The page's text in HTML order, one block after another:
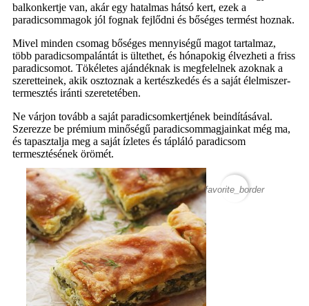
balkonkertje van, akár egy hatalmas hátsó kert, ezek a
paradicsommagok jól fognak fejlődni és bőséges termést hoznak.
Mivel minden csomag bőséges mennyiségű magot tartalmaz,
több paradicsompalántát is ültethet, és hónapokig élvezheti a friss
paradicsomot. Tökéletes ajándéknak is megfelelnek azoknak a
szeretteinek, akik osztoznak a kertészkedés és a saját élelmiszer-
termesztés iránti szeretetében.
Ne várjon tovább a saját paradicsomkertjének beindításával.
Szerezze be prémium minőségű paradicsommagjainkat még ma,
és tapasztalja meg a saját ízletes és tápláló paradicsom
termesztésének örömét.
favorite_border